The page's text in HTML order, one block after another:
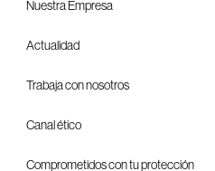
Nuestra Empresa
Actualidad
Trabaja con nosotros
Canal ético
Comprometidos con tu protección